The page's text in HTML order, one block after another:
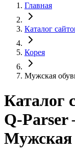
Главная
Каталог
Корея
Мужская
Каталог
Q-Parser
Мужская